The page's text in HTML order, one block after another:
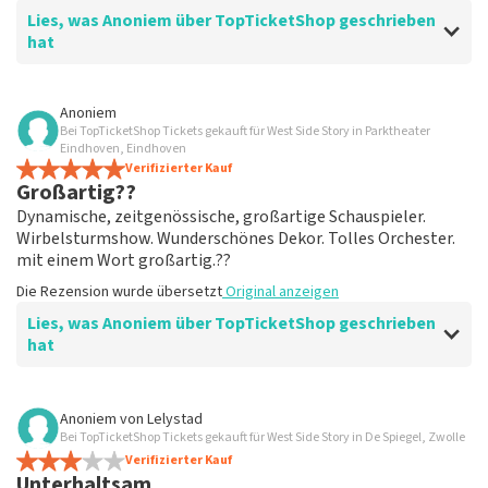
Lies, was Anoniem über TopTicketShop geschrieben
hat
Bewertung von Anoniem über
übersichtlich
ein weiteres großartiges Erlebnis über Top
TicketShop. alles ist wieder gut organisiert.
Die Rezension wurde übersetztOriginal anzeigen
Anoniem
Bei TopTicketShop Tickets gekauft für West Side Story in Parktheater
Eindhoven, Eindhoven
Verifizierter Kauf
Großartig??
Dynamische, zeitgenössische, großartige Schauspieler.
Wirbelsturmshow. Wunderschönes Dekor. Tolles Orchester.
mit einem Wort großartig.??
Die Rezension wurde übersetztOriginal anzeigen
Lies, was Anoniem über TopTicketShop geschrieben
hat
Bewertung von Anoniem über
Geölt
Guter Mailaustausch. Und effizient organisiert. Einfach
Anoniem von Lelystad
Bei TopTicketShop Tickets gekauft für West Side Story in De Spiegel, Zwolle
Verifizierter Kauf